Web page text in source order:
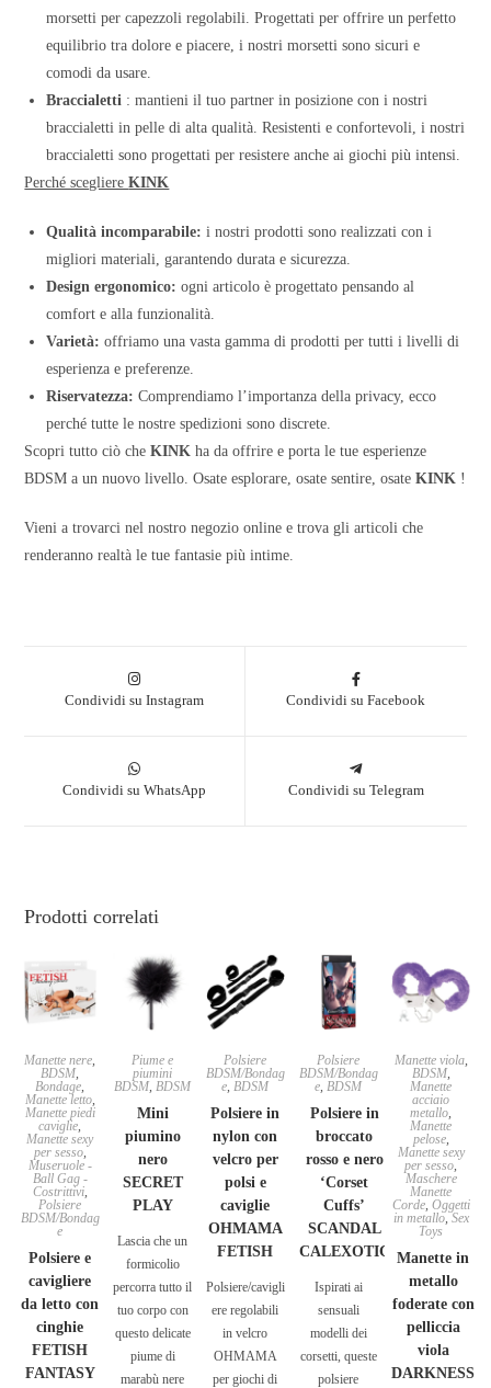
morsetti per capezzoli regolabili. Progettati per offrire un perfetto
equilibrio tra dolore e piacere, i nostri morsetti sono sicuri e
comodi da usare.
Braccialetti : mantieni il tuo partner in posizione con i nostri
braccialetti in pelle di alta qualità. Resistenti e confortevoli, i nostri
braccialetti sono progettati per resistere anche ai giochi più intensi.
Perché scegliereKINK
Qualità incomparabile: i nostri prodotti sono realizzati con i
migliori materiali, garantendo durata e sicurezza.
Design ergonomico: ogni articolo è progettato pensando al
comfort e alla funzionalità.
Varietà: offriamo una vasta gamma di prodotti per tutti i livelli di
esperienza e preferenze.
Riservatezza: Comprendiamo l’importanza della privacy, ecco
perché tutte le nostre spedizioni sono discrete.
Scopri tutto ciò cheKINK ha da offrire e porta le tue esperienze
BDSM a un nuovo livello. Osate esplorare, osate sentire, osateKINK !
Vieni a trovarci nel nostro negozio online e trova gli articoli che
renderanno realtà le tue fantasie più intime.
Condividi su Instagram Condividi su Facebook
Condividi su WhatsApp Condividi su Telegram
Prodotti correlati
Manette nere
BDSM
Bondage
Manette letto,
Manette piedi
caviglie
Manette sexy
per sesso,
Museruole -
Ball Gag -
Costrittivi,
Polsiere
BDSM/Bondag
e
Polsiere e
cavigliere
da letto con
cinghie
FETISH
FANTASY
Piume e
piumini
BDSM BDSM
Mini
piumino
nero
SECRET
PLAY
Lascia che un
formicolio
percorra tutto il
tuo corpo con
questo delicate
piume di
marabù nere
Polsiere
BDSM/Bondag
e BDSM
Polsiere in
nylon con
velcro per
polsi e
caviglie
OHMAMA
FETISH
Polsiere/cavigli
ere regolabili
in velcro
OHMAMA
per giochi di
Polsiere
BDSM/Bondag
e BDSM
Polsiere in
broccato
rosso e nero
‘Corset
Cuffs’
SCANDAL
CALEXOTIC
Ispirati ai
sensuali
modelli dei
corsetti, queste
polsiere
Manette viola,
BDSM,
Manette
acciaio
metallo
Manette
pelose,
Manette sexy
per sesso
Maschere
Manette
Corde, Oggetti
in metallo,Sex
Toys
Manette in
metallo
foderate con
pelliccia
viola
DARKNESS